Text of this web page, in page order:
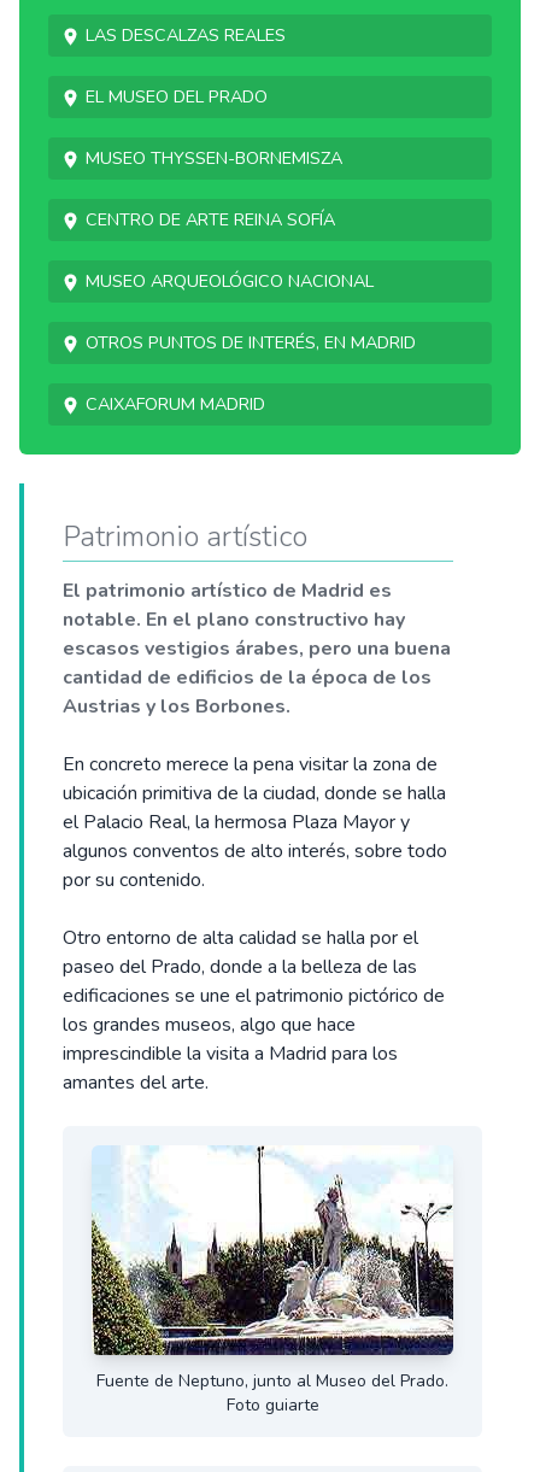
Las Descalzas Reales
El Museo del Prado
Museo Thyssen-Bornemisza
Centro de Arte Reina Sofía
Museo Arqueológico Nacional
Otros puntos de interés, en Madrid
CaixaForum Madrid
Patrimonio artístico
El patrimonio artístico de Madrid es
notable. En el plano constructivo hay
escasos vestigios árabes, pero una buena
cantidad de edificios de la época de los
Austrias y los Borbones.
En concreto merece la pena visitar la zona de
ubicación primitiva de la ciudad, donde se halla
el Palacio Real, la hermosa Plaza Mayor y
algunos conventos de alto interés, sobre todo
por su contenido.
Otro entorno de alta calidad se halla por el
paseo del Prado, donde a la belleza de las
edificaciones se une el patrimonio pictórico de
los grandes museos, algo que hace
imprescindible la visita a Madrid para los
amantes del arte.
Fuente de Neptuno, junto al Museo del Prado.
Foto guiarte